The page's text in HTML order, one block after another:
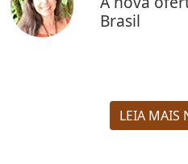
Brasil
LEIA MAIS